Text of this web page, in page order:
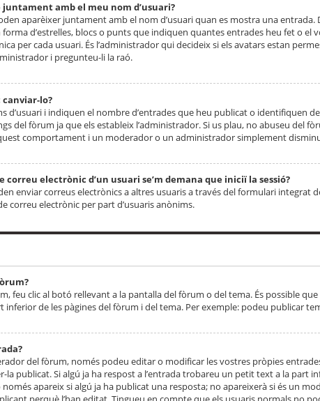
amb el meu nom d’usuari?
aparèixer juntament amb el nom d’usuari quan es mostra una
d’estrelles, blocs o punts que indiquen quantes entrades heu fet o
per cada usuari. És l’administrador qui decideix si els avatars estan
i pregunteu-li la raó.
canviar-lo?
d’usuari i indiquen el nombre d’entrades que heu publicat o
del fòrum ja que els estableix l’administrador. Si us plau, no abuseu del
comportament i un moderador o un administrador simplement
correu electrònic d’un usuari se’m demana que iniciï la sessió?
enviar correus electrònics a altres usuaris a través del formulari integrat
correu electrònic per part d’usuaris anònims.
feu clic al botó rellevant a la pantalla del fòrum o del tema. És possible
inferior de les pàgines del fòrum i del tema. Per exemple: podeu publicar
del fòrum, només podeu editar o modificar les vostres pròpies
la publicat. Si algú ja ha respost a l’entrada trobareu un petit text a la part
només apareix si algú ja ha publicat una resposta; no apareixerà si és un